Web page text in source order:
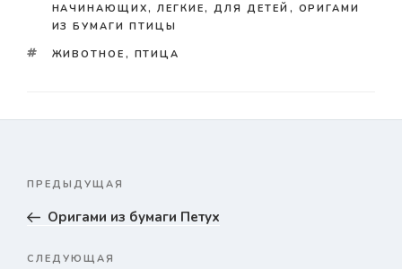
НАЧИНАЮЩИХ, ЛЕГКИЕ, ДЛЯ ДЕТЕЙ , ОРИГАМИ
ИЗ БУМАГИ ПТИЦЫ
TAGS
ЖИВОТНОЕ , ПТИЦА
Навигация
записям
Предыдущая
запись
ПРЕДЫДУЩАЯ
Оригами из бумаги Петух
Следующая
СЛЕДУЮЩАЯ